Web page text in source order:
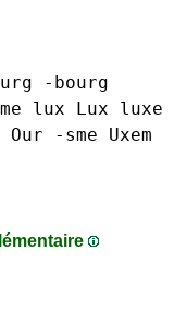
-bourg
lux Lux
luxe
Our -sme Uxem